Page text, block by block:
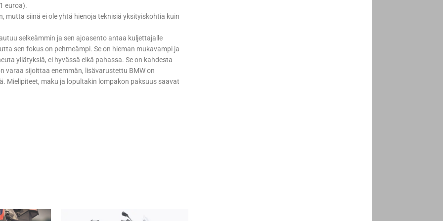
euroa).
mutta siinä ei ole yhtä hienoja teknisiä yksityiskohtia kuin
selkeämmin ja sen ajoasento antaa kuljettajalle
sen fokus on pehmeämpi. Se on hieman mukavampi ja
yllätyksiä, ei hyvässä eikä pahassa. Se on kahdesta
varaa sijoittaa enemmän, lisävarustettu BMW on
Mielipiteet, maku ja lopultakin lompakon paksuus saavat